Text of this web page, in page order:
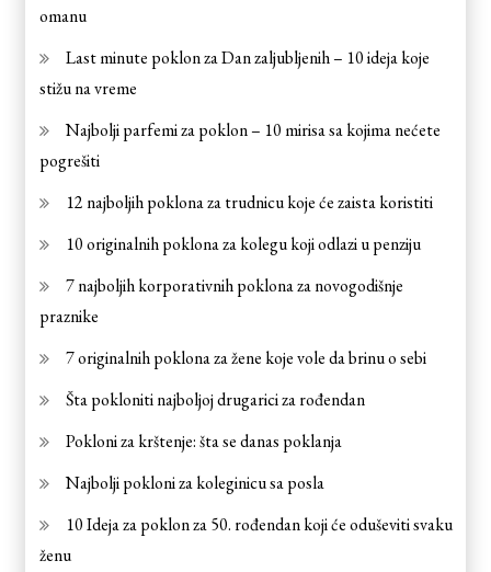
omanu
Last minute poklon za Dan zaljubljenih – 10 ideja koje
stižu na vreme
Najbolji parfemi za poklon – 10 mirisa sa kojima nećete
pogrešiti
12 najboljih poklona za trudnicu koje će zaista koristiti
10 originalnih poklona za kolegu koji odlazi u penziju
7 najboljih korporativnih poklona za novogodišnje
praznike
7 originalnih poklona za žene koje vole da brinu o sebi
Šta pokloniti najboljoj drugarici za rođendan
Pokloni za krštenje: šta se danas poklanja
Najbolji pokloni za koleginicu sa posla
10 Ideja za poklon za 50. rođendan koji će oduševiti svaku
ženu